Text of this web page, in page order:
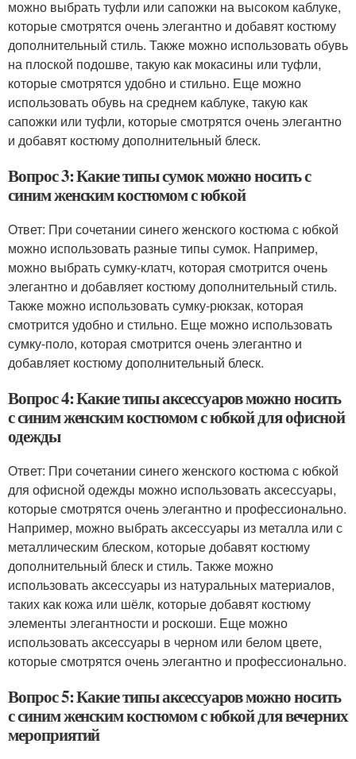
можно выбрать туфли или сапожки на высоком каблуке,
которые смотрятся очень элегантно и добавят костюму
дополнительный стиль. Также можно использовать обувь
на плоской подошве, такую как мокасины или туфли,
которые смотрятся удобно и стильно. Еще можно
использовать обувь на среднем каблуке, такую как
сапожки или туфли, которые смотрятся очень элегантно
и добавят костюму дополнительный блеск.
Вопрос 3: Какие типы сумок можно носить с
синим женским костюмом с юбкой
Ответ: При сочетании синего женского костюма с юбкой
можно использовать разные типы сумок. Например,
можно выбрать сумку-клатч, которая смотрится очень
элегантно и добавляет костюму дополнительный стиль.
Также можно использовать сумку-рюкзак, которая
смотрится удобно и стильно. Еще можно использовать
сумку-поло, которая смотрится очень элегантно и
добавляет костюму дополнительный блеск.
Вопрос 4: Какие типы аксессуаров можно носить
с синим женским костюмом с юбкой для офисной
одежды
Ответ: При сочетании синего женского костюма с юбкой
для офисной одежды можно использовать аксессуары,
которые смотрятся очень элегантно и профессионально.
Например, можно выбрать аксессуары из металла или с
металлическим блеском, которые добавят костюму
дополнительный блеск и стиль. Также можно
использовать аксессуары из натуральных материалов,
таких как кожа или шёлк, которые добавят костюму
элементы элегантности и роскоши. Еще можно
использовать аксессуары в черном или белом цвете,
которые смотрятся очень элегантно и профессионально.
Вопрос 5: Какие типы аксессуаров можно носить
с синим женским костюмом с юбкой для вечерних
мероприятий